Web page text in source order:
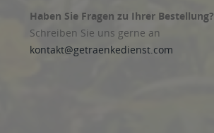
Haben Sie Fragen zu Ihrer Bestellung?
Schreiben Sie uns gerne an
kontakt@getraenkedienst.com